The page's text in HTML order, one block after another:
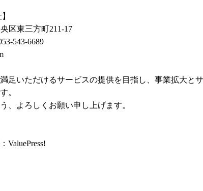
区東三方町211-17
543-6689
足いただけるサービスの提供を目指し、事業拡大と
。
、よろしくお願い申し上げます。
ValuePress!